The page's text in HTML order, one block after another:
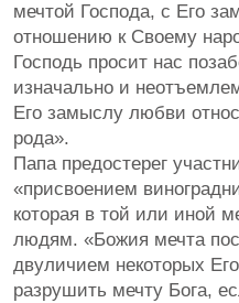
мечтой Господа, с Его
отношению к Своему
Господь просит нас
изначально и
Его замыслу любви
рода».
Папа предостерег
«присвоением
которая в той или иной
людям. «Божия мечта
двуличием некоторых
разрушить мечту Бога,